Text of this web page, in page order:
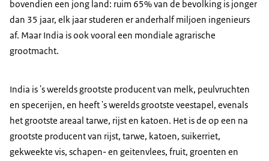
bovendien een jong land: ruim 65% van de bevolking is jonger
dan 35 jaar, elk jaar studeren er anderhalf miljoen ingenieurs
af. Maar India is ook vooral een mondiale agrarische
grootmacht.
India is 's werelds grootste producent van melk, peulvruchten
en specerijen, en heeft 's werelds grootste veestapel, evenals
het grootste areaal tarwe, rijst en katoen. Het is de op een na
grootste producent van rijst, tarwe, katoen, suikerriet,
gekweekte vis, schapen- en geitenvlees, fruit, groenten en